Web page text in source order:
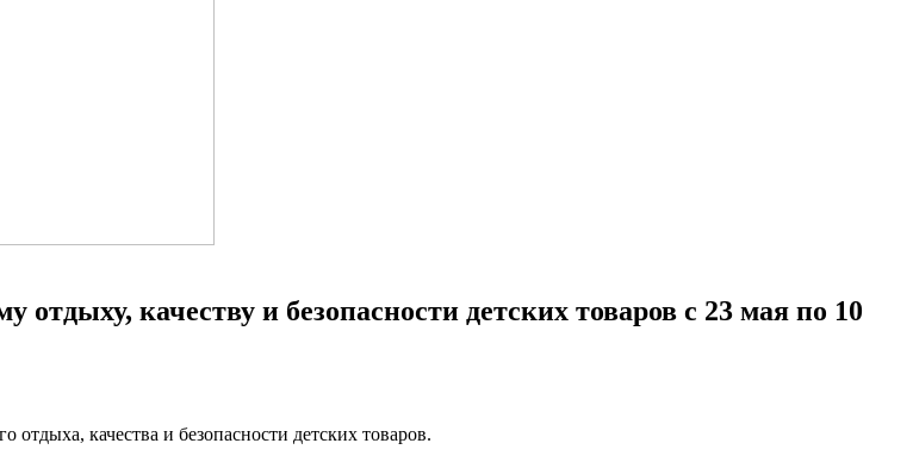
отдыху, качеству и безопасности детских товаров с 23 мая по 10
отдыха, качества и безопасности детских товаров.